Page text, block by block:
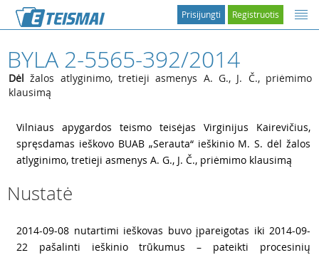
Registruotis
Prisijungti
BYLA 2-5565-392/2014
Dėl žalos atlyginimo, tretieji asmenys A. G., J. Č., priėmimo
klausimą
Vilniaus apygardos teismo teisėjas Virginijus Kairevičius,
spręsdamas ieškovo BUAB „Serauta“ ieškinio M. S. dėl žalos
atlyginimo, tretieji asmenys A. G., J. Č., priėmimo klausimą
Nustatė
2014-09-08 nutartimi ieškovas buvo įpareigotas iki 2014-09-
22 pašalinti ieškinio trūkumus – pateikti procesinių